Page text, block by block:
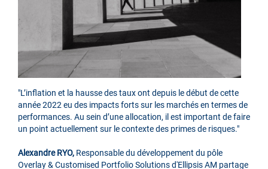
"L’inflation et la hausse des taux ont depuis le début de cette
année 2022 eu des impacts forts sur les marchés en termes de
performances. Au sein d’une allocation, il est important de faire
un point actuellement sur le contexte des primes de risques."
Alexandre RYO, Responsable du développement du pôle
Overlay & Customised Portfolio Solutions d'Ellipsis AM partage